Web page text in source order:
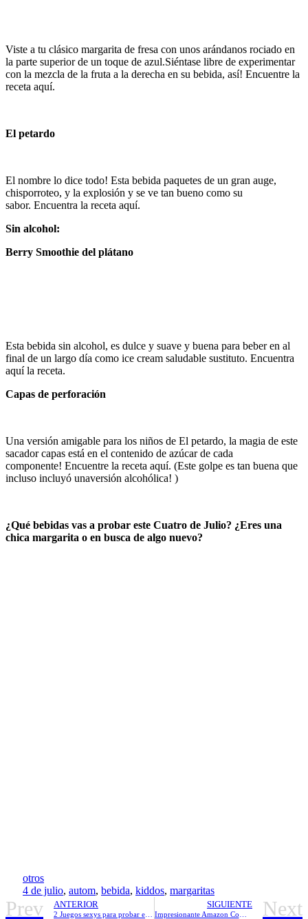
Viste a tu clásico margarita de fresa con unos arándanos rociado en
la parte superior de un toque de azul.Siéntase libre de experimentar
con la mezcla de la fruta a la derecha en su bebida, así! Encuentre la
receta aquí.
El petardo
El nombre lo dice todo! Esta bebida paquetes de un gran auge,
chisporroteo, y la explosión y se ve tan bueno como su
sabor. Encuentra la receta aquí.
Sin alcohol:
Berry Smoothie del plátano
Esta bebida sin alcohol, es dulce y suave y buena para beber en al
final de un largo día como ice cream saludable sustituto. Encuentra
aquí la receta.
Capas de perforación
Una versión amigable para los niños de El petardo, la magia de este
sacador capas está en el contenido de azúcar de cada
componente! Encuentre la receta aquí. (Este golpe es tan buena que
incluso incluyó unaversión alcohólica! )
¿Qué bebidas vas a probar este Cuatro de Julio? ¿Eres una
chica margarita o en busca de algo nuevo?
otros
4 de julio, autom, bebida, kiddos, margaritas
Prev ANTERIOR SIGUIENTE Next